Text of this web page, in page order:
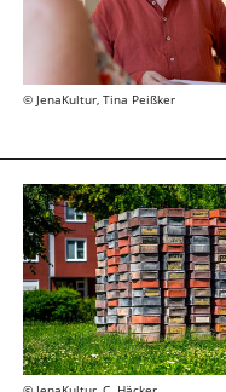
JenaKultur, Tina Peißker